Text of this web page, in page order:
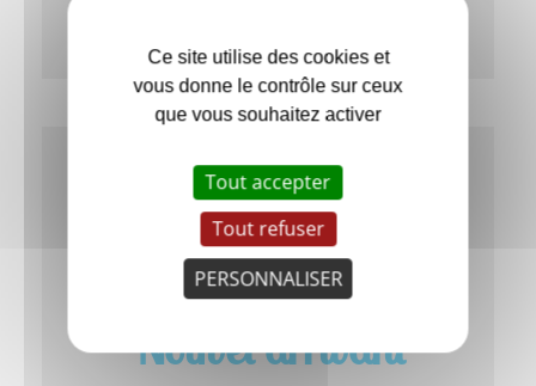
Nouvel arrivant
Ce site utilise des cookies et
vous donne le contrôle sur ceux
que vous souhaitez activer
Tout accepter
Tout refuser
PERSONNALISER